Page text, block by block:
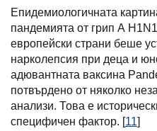
Епидемиологичната
пандемията от грип А
европейски страни беше
нарколепсия при деца и
адювантната ваксина
потвърдено от няколко
анализи. Това е
специфичен фактор. [11]